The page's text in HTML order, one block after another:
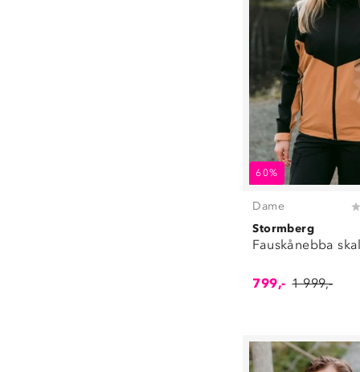
60%
Dame
Stormberg
Fauskånebba
799,- 1 999,-